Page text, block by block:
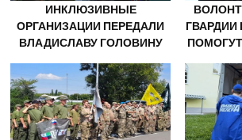
ИНКЛЮЗИВНЫЕ
ОРГАНИЗАЦИИ ПЕРЕДАЛИ
ВЛАДИСЛАВУ ГОЛОВИНУ
НАРОДНУЮ ПРОГРАММУ
«ЕДИНОЙ РОССИИ»